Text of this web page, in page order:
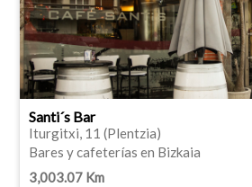
Santi´s Bar
Iturgitxi, 11 (Plentzia)
Bares y cafeterías en Bizkaia
3,003.07 Km